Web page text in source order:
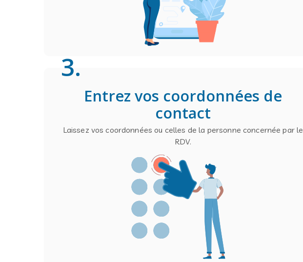
3.
Entrez vos coordonnées de
contact
Laissez vos coordonnées ou celles de la personne concernée par le
RDV.